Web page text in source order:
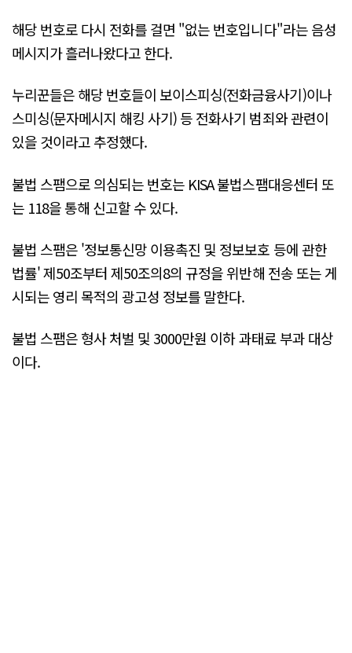
해당 번호로 다시 전화를 걸면 "없는 번호입니다"라는 음성
메시지가 흘러나왔다고 한다.
누리꾼들은 해당 번호들이 보이스피싱(전화금융사기)이나
스미싱(문자메시지 해킹 사기) 등 전화사기 범죄와 관련이
있을 것이라고 추정했다.
불법 스팸으로 의심되는 번호는 KISA 불법스팸대응센터 또
는 118을 통해 신고할 수 있다.
불법 스팸은 '정보통신망 이용촉진 및 정보보호 등에 관한
법률' 제50조부터 제50조의8의 규정을 위반해 전송 또는 게
시되는 영리 목적의 광고성 정보를 말한다.
불법 스팸은 형사 처벌 및 3000만원 이하 과태료 부과 대상
이다.